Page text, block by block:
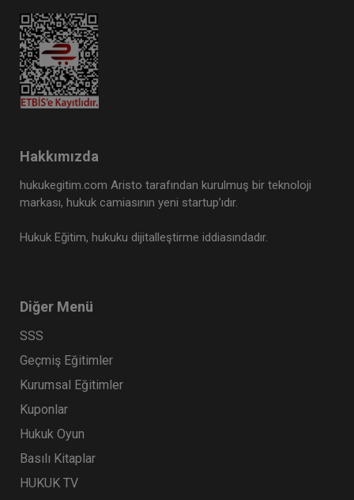
Hakkımızda
hukukegitim.com Aristo tarafından kurulmuş bir teknoloji
markası, hukuk camiasının yeni startup’ıdır.
Hukuk Eğitim, hukuku dijitalleştirme iddiasındadır.
Diğer Menü
SSS
Geçmiş Eğitimler
Kurumsal Eğitimler
Kuponlar
Hukuk Oyun
Basılı Kitaplar
HUKUK TV